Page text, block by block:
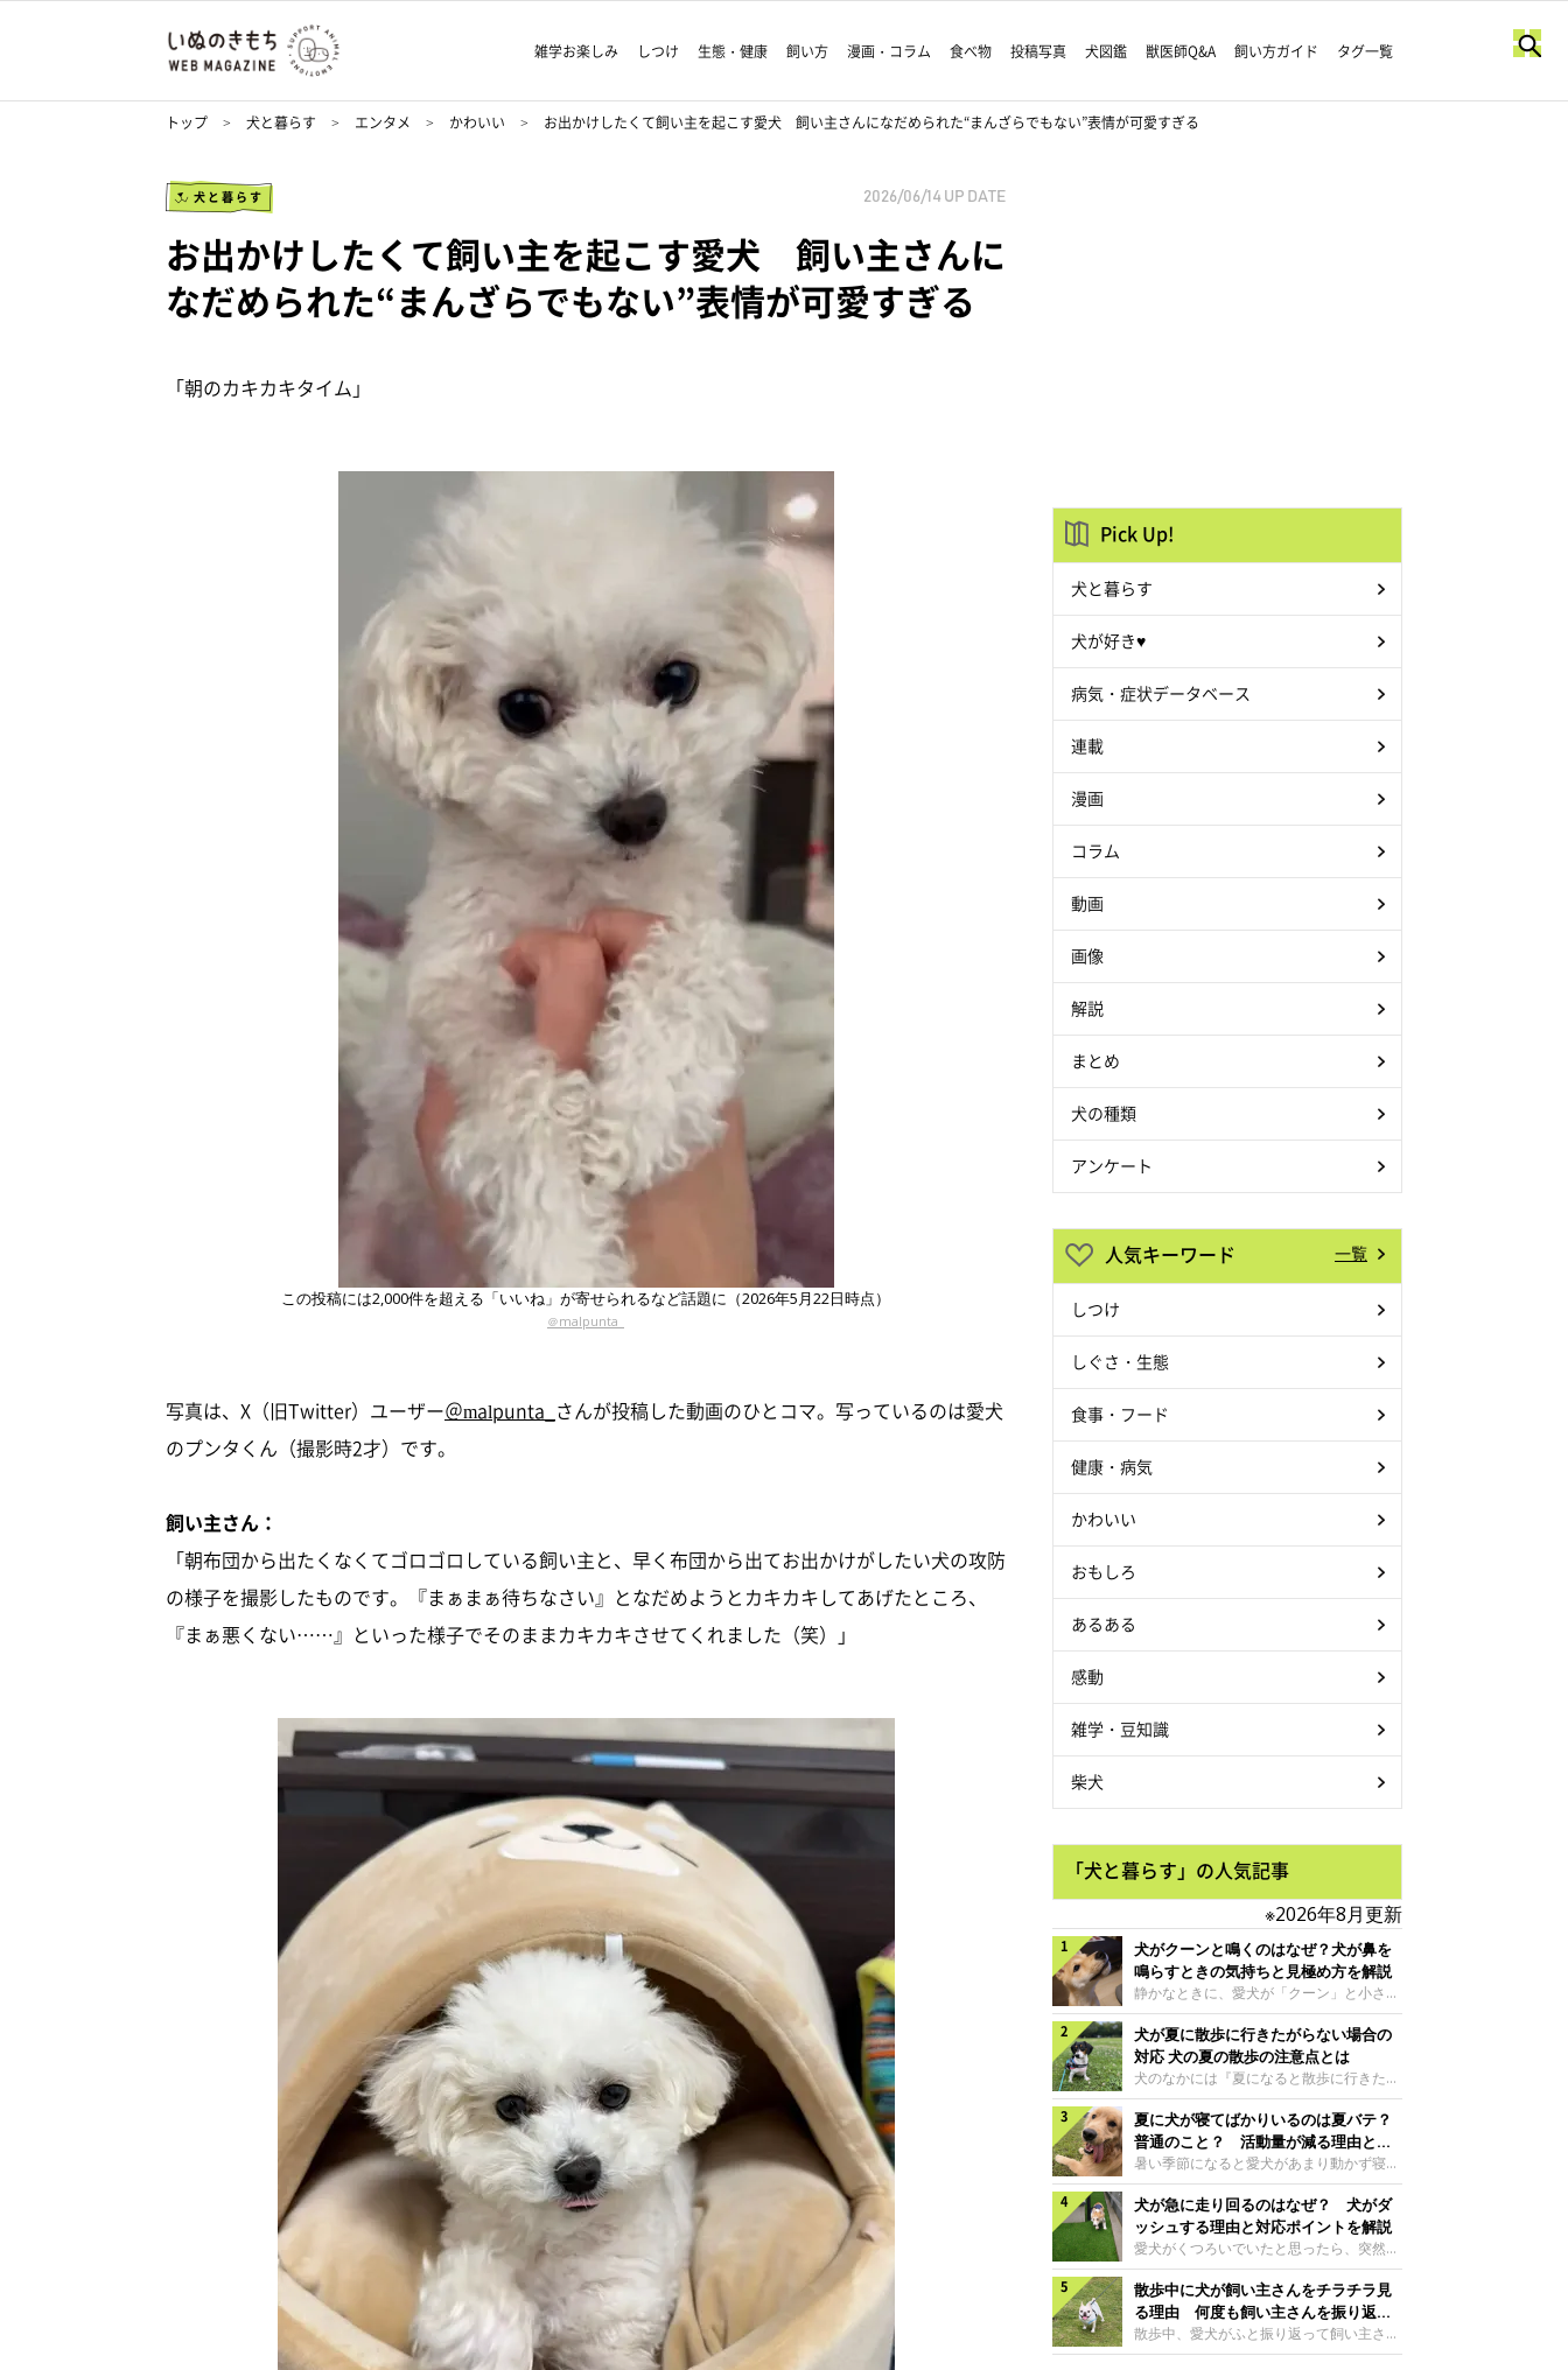
雑学お楽しみ しつけ 生態・健康 飼い方 漫画・コラム 食べ物 投稿写真 犬図鑑 獣医師Q&A 飼い方ガイド タグ一覧
トップ 犬と暮らす エンタメ かわいい お出かけしたくて飼い主を起こす愛犬 飼い主さんになだめられた“まんざらでもない”表情が可愛すぎる
犬と暮らす 2026/06/14 UP DATE
お出かけしたくて飼い主を起こす愛犬 飼い主さんに
なだめられた“まんざらでもない”表情が可愛すぎる
「朝のカキカキタイム」
この投稿には2,000件を超える「いいね」が寄せられるなど話題に（2026年5月22日時点）
＠malpunta_
写真は、X（旧Twitter）ユーザー＠malpunta_ さんが投稿した動画のひとコマ。写っているのは愛犬
のプンタくん（撮影時2才）です。
飼い主さん：
「朝布団から出たくなくてゴロゴロしている飼い主と、早く布団から出てお出かけがしたい犬の攻防
の様子を撮影したものです。『まぁまぁ待ちなさい』となだめようとカキカキしてあげたところ、
『まぁ悪くない……』といった様子でそのままカキカキさせてくれました（笑）」
Pick Up!
犬と暮らす
犬が好き♥
病気・症状データベース
連載
漫画
コラム
動画
画像
解説
まとめ
犬の種類
アンケート
人気キーワード 一覧
しつけ
しぐさ・生態
食事・フード
健康・病気
かわいい
おもしろ
あるある
感動
雑学・豆知識
柴犬
「犬と暮らす」の人気記事
※2026年8月更新
犬がクーンと鳴くのはなぜ？犬が鼻を
鳴らすときの気持ちと見極め方を解説
静かなときに、愛犬が「クーン」と小さく
鳴いたり、鼻を鳴らすような音を出したり
することはありませんか？ 大きく吠える
わけではない分、「不安なの？それとも何
かお願いしているの？」と気になる飼い主
さんもいるかもしれません。今回は、犬が
クーンと鳴く理由や鼻鳴らしの背景、見極
め方と対応のポイントなどについて、いぬ
のきもち獣医師相談室の原 駿太朗先生に
伺いました。クーンと鳴くのはどんな気持
ち？いぬのきもち投稿写真ギャラリー犬が
クーンと小さく鳴くときは、何らかの感情
を伝えようとしている場合があると考えら
れています。大
犬が夏に散歩に行きたがらない場合の
対応 犬の夏の散歩の注意点とは
犬のなかには『夏になると散歩に行きたが
らない、歩かなくなる』『暑い季節は散歩
の気配を察すると涼しい部屋から出ようと
しない』など散歩に行きたがらないコもい
るようです。愛犬の運動をさせてあげたい
のに、散歩に行きたがらない。このような
場合はどう対応すればよいのでしょうか？
「愛犬が夏に散歩に行きたがらない場合の
対応」について、いぬのきもち獣医師相談
室の白山さとこ先生に聞きました。Q.夏に
犬の散歩に行くときの注意点は？ いぬの
きもち投稿写真ギャラリーーー夏に愛犬と
散歩に行くときは、どのようなことに注意
をするとよい
夏に犬が寝てばかりいるのは夏バテ？
普通のこと？ 活動量が減る理由と対
策とは
暑い季節になると愛犬があまり動かず寝て
ばかりだと感じる飼い主さんはいません
か？その様子に、愛犬が夏バテで疲れてい
るのか、元気がないのかなど不安に感じる
方もいるのではないかと思います。 で
は、犬が寝てばかりいるときに対処が必要
かを見極める方法はあるのでしょうか？
「犬の活動量が夏に減る理由と対策」につ
いて、いぬのきもち獣医師相談室の山口み
き先生に話を聞きました。Q. 夏に犬の活
犬が急に走り回るのはなぜ？ 犬がダ
ッシュする理由と対応ポイントを解説
愛犬がくつろいでいたと思ったら、突然部
屋の中を走り回り始める――そんな様子に
驚いたことはありませんか？ 急な動きに
「何が起きているの？」と戸惑う飼い主さ
んも多いでしょう。落ち着いていたはずな
のに、急にスイッチが入ったように見える
散歩中に犬が飼い主さんをチラチラ見
る理由 何度も飼い主さんを振り返る
のはなぜ？
散歩中、愛犬がふと振り返って飼い主さん
の様子を確認する…そんな場面に心当たり